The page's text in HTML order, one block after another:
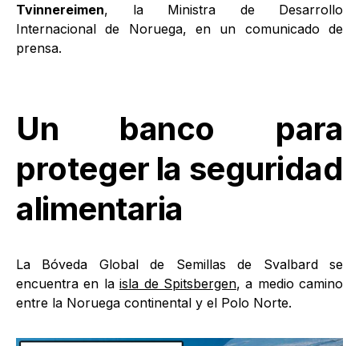
Tvinnereimen, la Ministra de Desarrollo
Internacional de Noruega, en un comunicado de
prensa.
Un banco para
proteger la seguridad
alimentaria
La Bóveda Global de Semillas de Svalbard se
encuentra en laisla de Spitsbergen, a medio camino
entre la Noruega continental y el Polo Norte.